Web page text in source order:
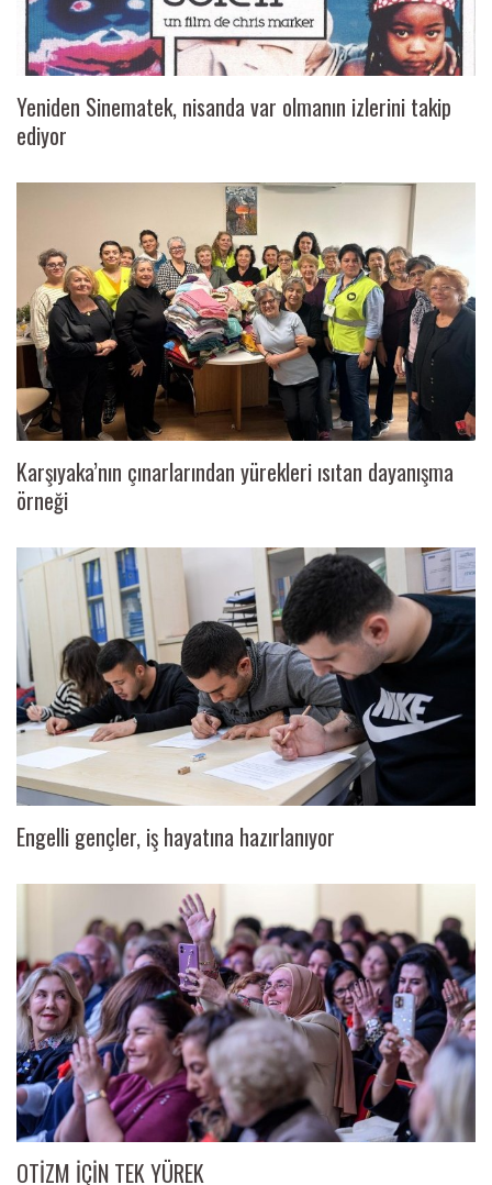
Yeniden Sinematek, nisanda var olmanın izlerini takip
ediyor
Karşıyaka’nın çınarlarından yürekleri ısıtan dayanışma
örneği
Engelli gençler, iş hayatına hazırlanıyor
OTİZM İÇİN TEK YÜREK